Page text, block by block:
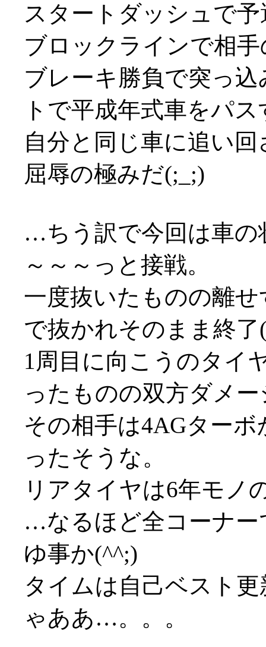
スタートダッシュで
ブロックラインで相
ブレーキ勝負で突っ
トで平成年式車をパ
自分と同じ車に追い
屈辱の極みだ(;_;)
…ちう訳で今回は車の
～～～っと接戦。
一度抜いたものの離
で抜かれそのまま終了
1周目に向こうのタイ
ったものの双方ダメ
その相手は4AGター
ったそうな。
リアタイヤは6年モノ
…なるほど全コーナー
ゆ事か(^^;)
タイムは自己ベスト
ゃああ…。。。